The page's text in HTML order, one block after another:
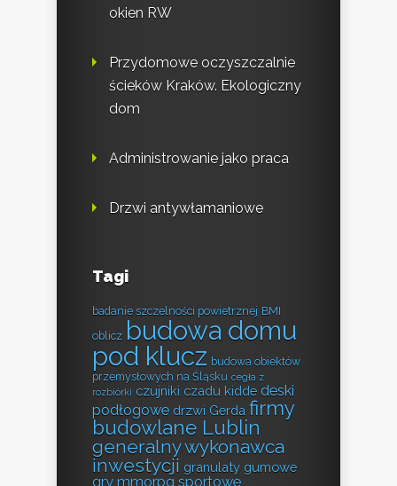
okien RW
Przydomowe oczyszczalnie
ścieków Kraków. Ekologiczny
dom
Administrowanie jako praca
Drzwi antywłamaniowe
Tagi
badanie szczelności powietrznej BMI
oblicz budowa domu
pod klucz budowa obiektów
przemysłowych na Śląsku cegła z
rozbiórki czujniki czadu kidde deski
podłogowe drzwi Gerda firmy
budowlane Lublin
generalny wykonawca
inwestycji granulaty gumowe
gry mmorpg sportowe